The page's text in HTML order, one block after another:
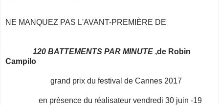
NE MANQUEZ PAS L'AVANT-PREMIÈRE DE
120 BATTEMENTS PAR MINUTE ,de Robin
Campilo
grand prix du festival de Cannes 2017
en présence du réalisateur vendredi 30 juin -19